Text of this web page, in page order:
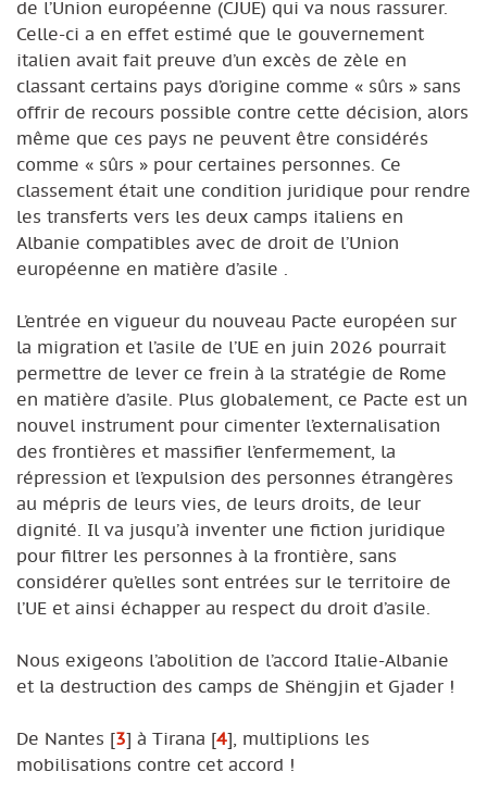
de l’Union européenne (CJUE) qui va nous rassurer.
Celle-ci a en effet estimé que le gouvernement
italien avait fait preuve d’un excès de zèle en
classant certains pays d’origine comme « sûrs » sans
offrir de recours possible contre cette décision, alors
même que ces pays ne peuvent être considérés
comme « sûrs » pour certaines personnes. Ce
classement était une condition juridique pour rendre
les transferts vers les deux camps italiens en
Albanie compatibles avec de droit de l’Union
européenne en matière d’asile .
L’entrée en vigueur du nouveau Pacte européen sur
la migration et l’asile de l’UE en juin 2026 pourrait
permettre de lever ce frein à la stratégie de Rome
en matière d’asile. Plus globalement, ce Pacte est un
nouvel instrument pour cimenter l’externalisation
des frontières et massifier l’enfermement, la
répression et l’expulsion des personnes étrangères
au mépris de leurs vies, de leurs droits, de leur
dignité. Il va jusqu’à inventer une fiction juridique
pour filtrer les personnes à la frontière, sans
considérer qu’elles sont entrées sur le territoire de
l’UE et ainsi échapper au respect du droit d’asile.
Nous exigeons l’abolition de l’accord Italie-Albanie
et la destruction des camps de Shëngjin et Gjader !
De Nantes [3] à Tirana [4] , multiplions les
mobilisations contre cet accord !